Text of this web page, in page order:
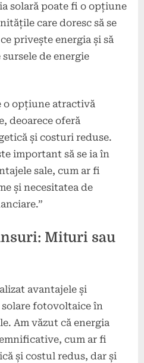
solară poate fi o opțiune
care doresc să se
privește energia și să
de energie
o opțiune atractivă
deoarece oferă
și costuri reduse.
important să se ia în
sale, cum ar fi
și necesitatea de
Mituri sau
avantajele și
fotovoltaice în
Am văzut că energia
cum ar fi
și costul redus, dar și